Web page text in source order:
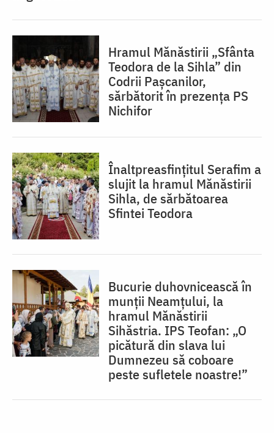
Hramul Mănăstirii „Sfânta
Teodora de la Sihla” din
Codrii Pașcanilor,
sărbătorit în prezența PS
Nichifor
Înaltpreasfințitul Serafim a
slujit la hramul Mănăstirii
Sihla, de sărbătoarea
Sfintei Teodora
Bucurie duhovnicească în
munții Neamțului, la
hramul Mănăstirii
Sihăstria. IPS Teofan: „O
picătură din slava lui
Dumnezeu să coboare
peste sufletele noastre!”